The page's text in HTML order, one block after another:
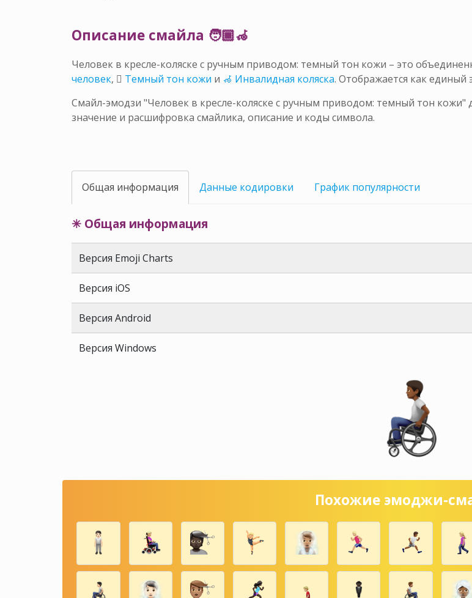
Описание смайла 🧑🏾‍🦽
Человек в кресле-коляске с ручным приводом: темный тон кожи – это
человек, 🏾 Темный тон кожи и 🦽 Инвалидная коляска. Отображается как
Смайл-эмодзи "Человек в кресле-коляске с ручным приводом: темный тон кожи"
значение и расшифровка смайлика, описание и коды символа.
Общая информация Данные кодировки График популярности
✳ Общая информация
Версия Emoji Charts
Версия iOS
Версия Android
Версия Windows
Похожие эмоджи-